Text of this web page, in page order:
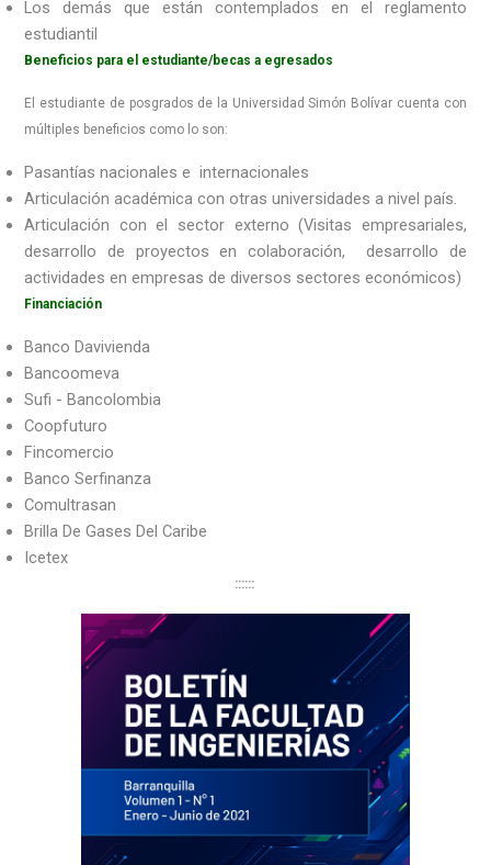
Los demás que están contemplados en el reglamento
estudiantil
Beneficios para el estudiante/becas a egresados
El estudiante de posgrados de la Universidad Simón Bolívar cuenta con
múltiples beneficios como lo son:
Pasantías nacionales e internacionales
Articulación académica con otras universidades a nivel país.
Articulación con el sector externo (Visitas empresariales,
desarrollo de proyectos en colaboración, desarrollo de
actividades en empresas de diversos sectores económicos)
Financiación
Banco Davivienda
Bancoomeva
Sufi - Bancolombia
Coopfuturo
Fincomercio
Banco Serfinanza
Comultrasan
Brilla De Gases Del Caribe
Icetex
::::::